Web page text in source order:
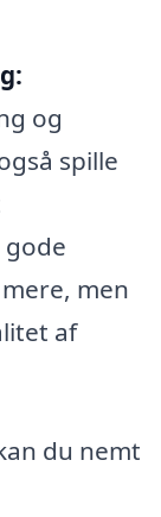
og
spille
men
af
du nemt